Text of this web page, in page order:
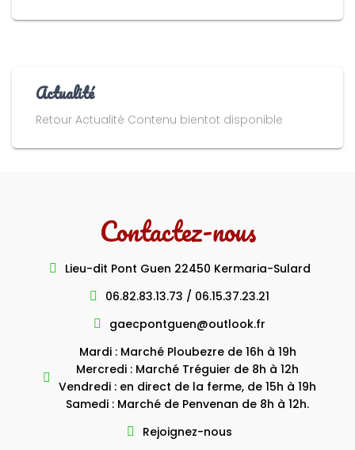
Actualité
Retour Actualité Contenu bientot disponible
Contactez-nous
Lieu-dit Pont Guen 22450 Kermaria-Sulard
06.82.83.13.73 / 06.15.37.23.21
gaecpontguen@outlook.fr
Mardi : Marché Ploubezre de 16h à 19h
Mercredi : Marché Tréguier de 8h à 12h
Vendredi : en direct de la ferme, de 15h à 19h
Samedi : Marché de Penvenan de 8h à 12h.
Rejoignez-nous